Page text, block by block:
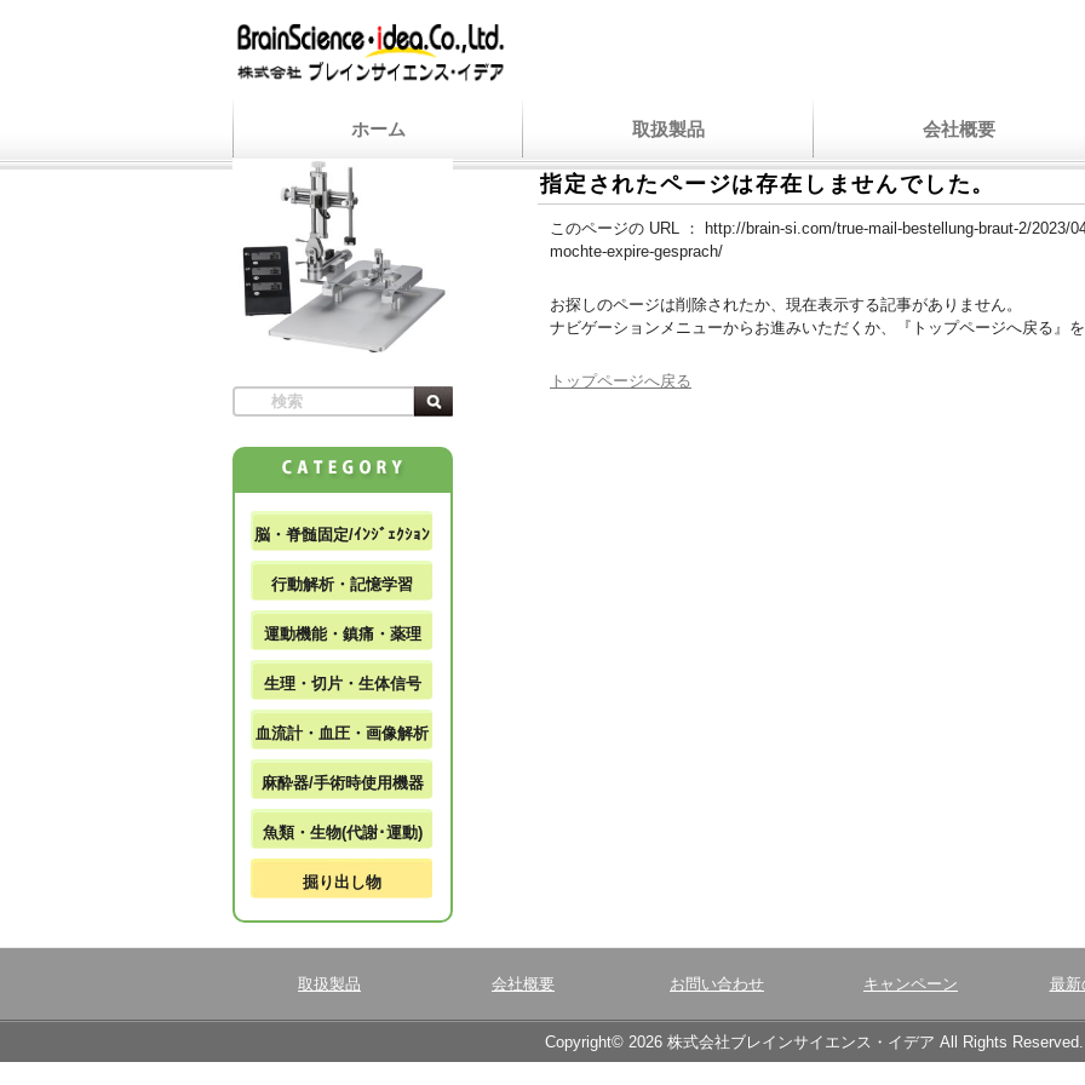
ホーム 取扱製品 会社概要
指定されたページは存在しませんでした。
このページの URL ：
http://brain-si.com/true-mail-bestellung-braut-2/2023/
mochte-expire-gesprach/
お探しのページは削除されたか、現在表示する記事がありません。
ナビゲーションメニューからお進みいただくか、『トップページへ戻る』を
トップページへ戻る
脳・脊髄固定/ｲﾝｼﾞｪｸｼｮﾝ
行動解析・記憶学習
運動機能・鎮痛・薬理
生理・切片・生体信号
血流計・血圧・画像解析
麻酔器/手術時使用機器
魚類・生物(代謝･運動)
掘り出し物
取扱製品 会社概要 お問い合わせ キャンペーン 最新
Copyright© 2026 株式会社ブレインサイエンス・イデア All Rights Reserved.